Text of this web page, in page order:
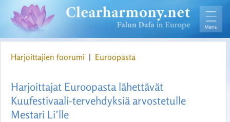
Harjoittajien foorumi | Euroopasta
Harjoittajat Euroopasta lähettävät
Kuufestivaali-tervehdyksiä arvostetulle
Mestari Li’lle